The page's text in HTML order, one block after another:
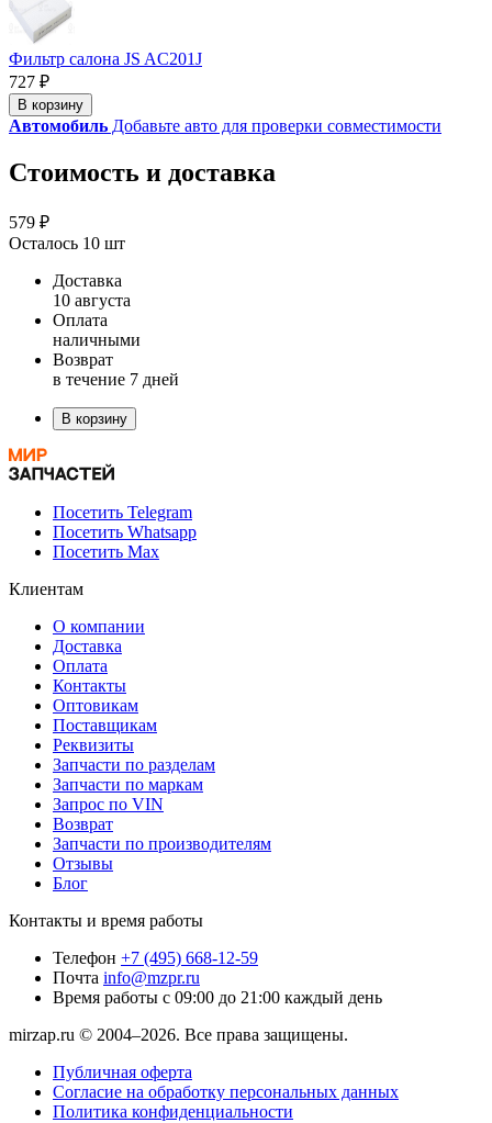
Фильтр салона JS AC201J
727 ₽
В корзину
Автомобиль Добавьте авто для проверки совместимости
Стоимость и доставка
579 ₽
Осталось 10 шт
Доставка
10 августа
Оплата
наличными
Возврат
в течение 7 дней
В корзину
Посетить Telegram
Посетить Whatsapp
Посетить Max
Клиентам
О компании
Доставка
Оплата
Контакты
Оптовикам
Поставщикам
Реквизиты
Запчасти по разделам
Запчасти по маркам
Запрос по VIN
Возврат
Запчасти по производителям
Отзывы
Блог
Контакты и время работы
Телефон +7 (495) 668-12-59
Почта info@mzpr.ru
Время работы с 09:00 до 21:00 каждый день
mirzap.ru © 2004–2026. Все права защищены.
Публичная оферта
Согласие на обработку персональных данных
Политика конфиденциальности